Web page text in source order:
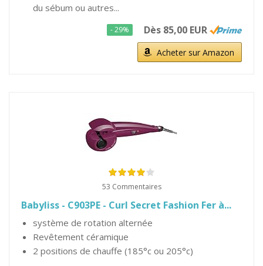
du sébum ou autres...
- 29% Dès 85,00 EUR
Acheter sur Amazon
53 Commentaires
Babyliss - C903PE - Curl Secret Fashion Fer à...
système de rotation alternée
Revêtement céramique
2 positions de chauffe (185°c ou 205°c)